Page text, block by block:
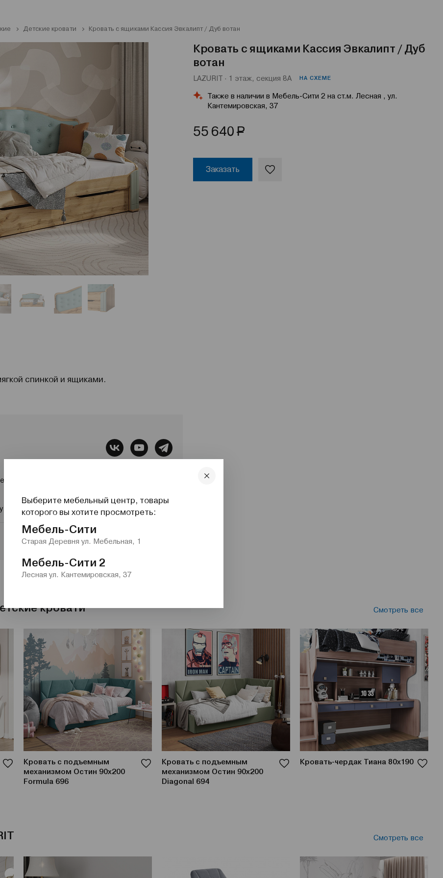
Детские кровати Кровать с ящиками Кассия Эвкалипт / Дуб вотан
Кровать с ящиками Кассия Эвкалипт / Дуб
вотан
LAZURIT · 1 этаж, секция 8А НА СХЕМЕ
Также в наличии в Мебель-Сити 2 на ст.м. Лесная , ул.
Кантемировская, 37
55 640 Р
Заказать
спинкой и ящиками.
Все для сна, Системы хранения,
2@nw.lazurit.com lazurit.com
кровати" Смотреть все
Кровать с подъемным
механизмом Остин 90x200
Formula 696
Кровать с подъемным
механизмом Остин 90x200
Diagonal 694
Кровать-чердак Тиана 80x190
Смотреть все
Выберите мебельный центр, товары
которого вы хотите просмотреть:
Мебель-Сити
Старая Деревня ул. Мебельная, 1
Мебель-Сити 2
Лесная ул. Кантемировская, 37